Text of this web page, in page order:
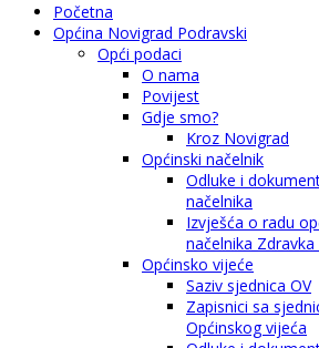
Početna
Općina Novigrad Podravski
Opći podaci
O nama
Povijest
Gdje smo?
Kroz Novigrad
Općinski načelnik
Odluke i
načelnika
Izvješća o radu
načelnika
Općinsko vijeće
Saziv sjednica OV
Zapisnici sa
Općinskog vijeća